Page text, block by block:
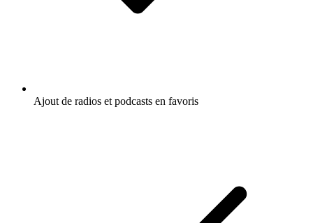
Ajout de radios et podcasts en favoris